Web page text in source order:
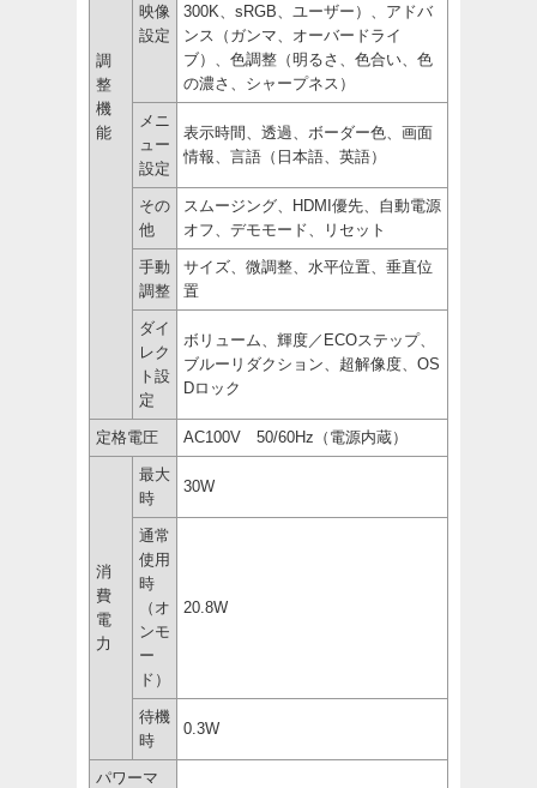
調
整
機
能
映像
設定
300K、sRGB、ユーザー）、アドバ
ンス（ガンマ、オーバードライ
ブ）、色調整（明るさ、色合い、色
の濃さ、シャープネス）
メニ
ュー
設定
表示時間、透過、ボーダー色、画面
情報、言語（日本語、英語）
その
他
スムージング、HDMI優先、自動電源
オフ、デモモード、リセット
手動
調整
サイズ、微調整、水平位置、垂直位
置
ダイ
レク
ト設
定
ボリューム、輝度／ECOステップ、
ブルーリダクション、超解像度、OS
Dロック
定格電圧 AC100V 50/60Hz（電源内蔵）
消
費
電
力
最大
時
30W
通常
使用
時
（オ
ンモ
ー
ド）
20.8W
待機
時
0.3W
パワーマ